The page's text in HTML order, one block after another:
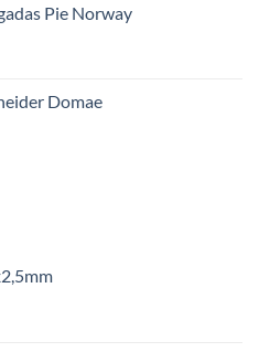
Pie Norway
Domae